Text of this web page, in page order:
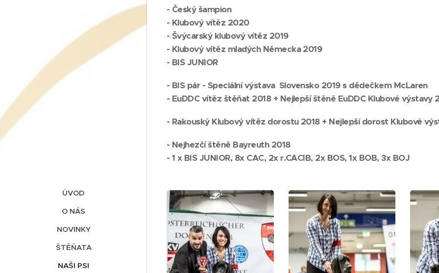
ÚVOD
O NÁS
NOVINKY
ŠTĚŇATA
NAŠI PSI
- Český šampion
- Klubový vítěz 2020
- Švýcarský klubový vítěz 2019
- Klubový vítěz mladých Německa 2019
- BIS JUNIOR
- BIS pár - Speciální výstava Slovensko 2019 s dědečkem McLaren
- EuDDC vítěz štěňat 2018 + Nejlepší štěně EuDDC Klubové výstavy
- Rakouský Klubový vítěz dorostu 2018 + Nejlepší dorost Klubové
- Nejhezčí štěně Bayreuth 2018
- 1 x BIS JUNIOR, 8x CAC, 2x r.CACIB, 2x BOS, 1x BOB, 3x BOJ